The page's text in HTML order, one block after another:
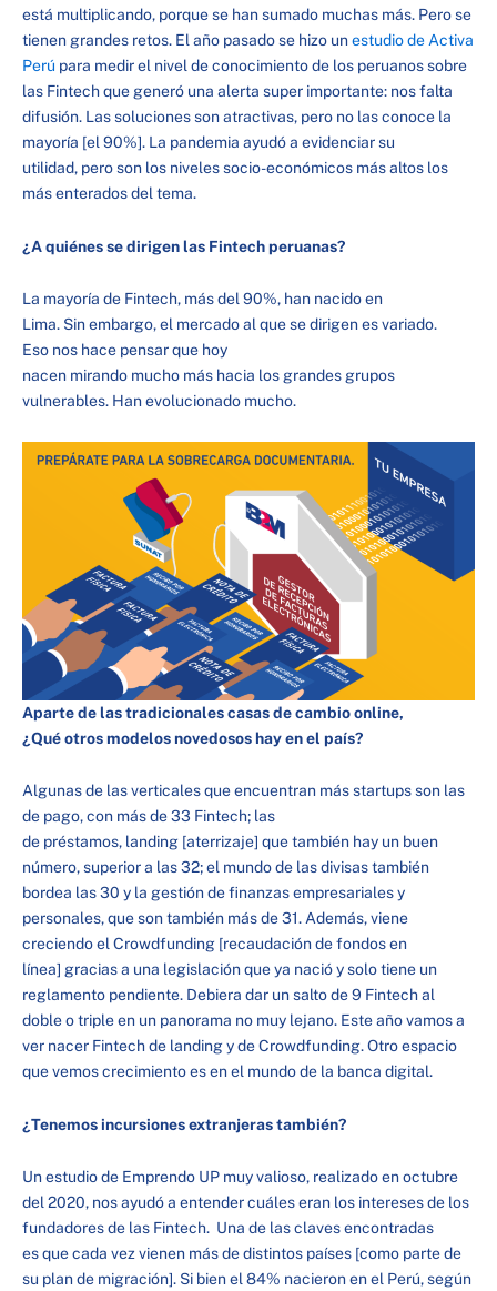
está multiplicando, porque se han sumado muchas más. Pero se
tienen grandes retos. El año pasado se hizo unestudio de Activa
Perú para medir el nivel de conocimiento de los peruanos sobre
las Fintech que generó una alerta super importante: nos falta
difusión. Las soluciones son atractivas, pero no las conoce la
mayoría [el 90%]. La pandemia ayudó a evidenciar su
utilidad, pero son los niveles socio-económicos más altos los
más enterados del tema.
¿A quiénes se dirigen las Fintech peruanas?
La mayoría de Fintech, más del 90%, han nacido en
Lima. Sin embargo, el mercado al que se dirigen es variado.
Eso nos hace pensar que hoy
nacen mirando mucho más hacia los grandes grupos
vulnerables. Han evolucionado mucho.
Aparte de las tradicionales casas de cambio online,
¿Qué otros modelos novedosos hay en el país?
Algunas de las verticales que encuentran más startups son las
de pago, con más de 33 Fintech; las
de préstamos, landing [aterrizaje] que también hay un buen
número, superior a las 32; el mundo de las divisas también
bordea las 30 y la gestión de finanzas empresariales y
personales, que son también más de 31. Además, viene
creciendo el Crowdfunding [recaudación de fondos en
línea] gracias a una legislación que ya nació y solo tiene un
reglamento pendiente. Debiera dar un salto de 9 Fintech al
doble o triple en un panorama no muy lejano. Este año vamos a
ver nacer Fintech de landing y de Crowdfunding. Otro espacio
que vemos crecimiento es en el mundo de la banca digital.
¿Tenemos incursiones extranjeras también?
Un estudio de Emprendo UP muy valioso, realizado en octubre
del 2020, nos ayudó a entender cuáles eran los intereses de los
fundadores de las Fintech. Una de las claves encontradas
es que cada vez vienen más de distintos países [como parte de
su plan de migración]. Si bien el 84% nacieron en el Perú, según